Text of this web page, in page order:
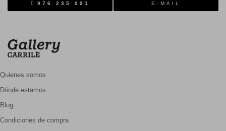
976 235 091 E-MAIL
Quienes somos
Dónde estamos
Blog
Condiciones de compra